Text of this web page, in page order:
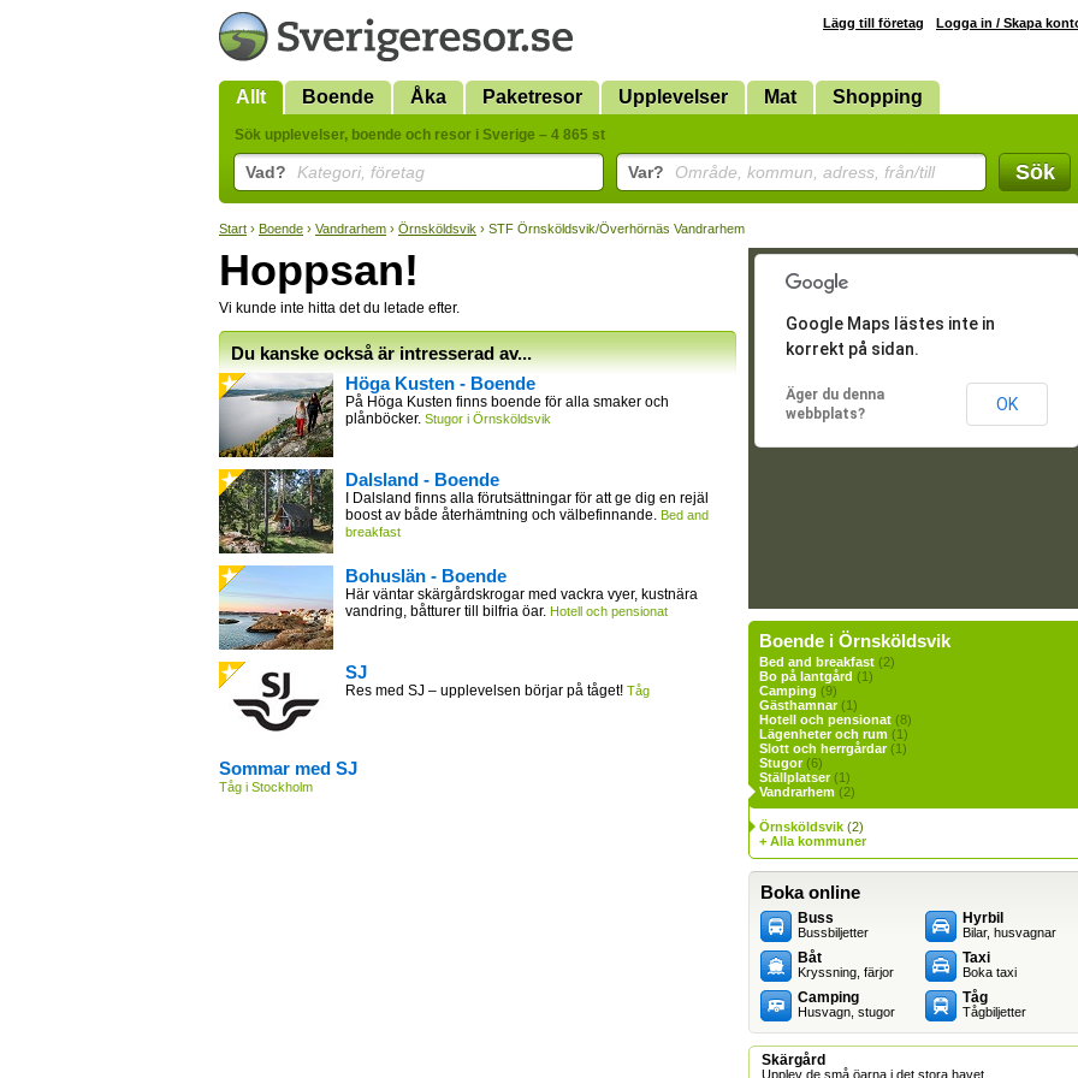
Lägg till företag Logga in / Skapa
Allt Boende Åka Paketresor Upplevelser Mat Shopping
Sök upplevelser, boende och resor i Sverige – 4 865 st
Vad? Kategori, företag Var? Område, kommun, adress, från/till Sök
Start › Boende › Vandrarhem › Örnsköldsvik › STF Örnsköldsvik/Överhörnäs Vandrarhem
Hoppsan!
Vi kunde inte hitta det du letade efter.
Du kanske också är intresserad av...
Höga Kusten - Boende
På Höga Kusten finns boende för alla smaker och
plånböcker. Stugor i Örnsköldsvik
Dalsland - Boende
I Dalsland finns alla förutsättningar för att ge dig en rejäl
boost av både återhämtning och välbefinnande. Bed and
breakfast
Bohuslän - Boende
Här väntar skärgårdskrogar med vackra vyer, kustnära
vandring, båtturer till bilfria öar. Hotell och pensionat
SJ
Res med SJ – upplevelsen börjar på tåget! Tåg
Sommar med SJ
Tåg i Stockholm
Google Maps lästes inte in
korrekt på sidan.
Äger du denna
webbplats?
OK
Boende i Örnsköldsvik
Bed and breakfast (2)
Bo på lantgård (1)
Camping (9)
Gästhamnar(1)
Hotell och pensionat (8)
Lägenheter och rum (1)
Slott och herrgårdar(1)
Stugor(6)
Ställplatser(1)
Vandrarhem (2)
Örnsköldsvik (2)
+ Alla kommuner
Boka online
Buss
Bussbiljetter
Båt
Kryssning, färjor
Camping
Husvagn, stugor
Hyrbil
Bilar, husvagnar
Taxi
Boka taxi
Tåg
Tågbiljetter
Skärgård
Upplev de små öarna i det stora havet.